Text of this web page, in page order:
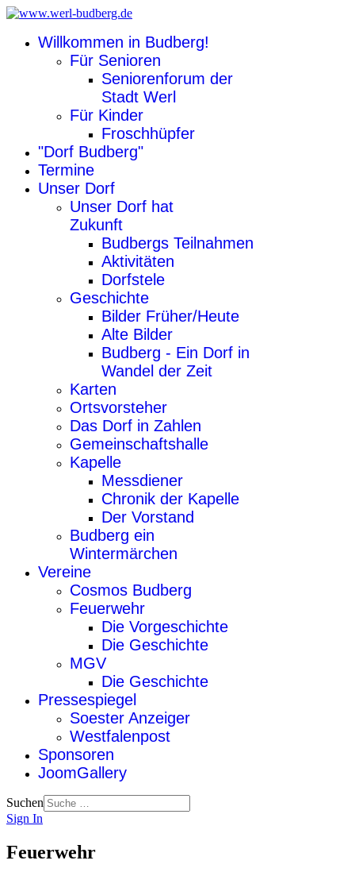
Willkommen in Budberg!
Für Senioren
Seniorenforum der
Stadt Werl
Für Kinder
Froschhüpfer
"Dorf Budberg"
Termine
Unser Dorf
Unser Dorf hat
Zukunft
Budbergs Teilnahmen
Aktivitäten
Dorfstele
Geschichte
Bilder Früher/Heute
Alte Bilder
Budberg - Ein Dorf in
Wandel der Zeit
Karten
Ortsvorsteher
Das Dorf in Zahlen
Gemeinschaftshalle
Kapelle
Messdiener
Chronik der Kapelle
Der Vorstand
Budberg ein
Wintermärchen
Vereine
Cosmos Budberg
Feuerwehr
Die Vorgeschichte
Die Geschichte
MGV
Die Geschichte
Pressespiegel
Soester Anzeiger
Westfalenpost
Sponsoren
JoomGallery
Suchen
Sign In
Feuerwehr